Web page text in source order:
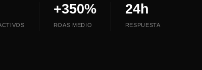
+350%
ROAS MEDIO
24h
RESPUESTA